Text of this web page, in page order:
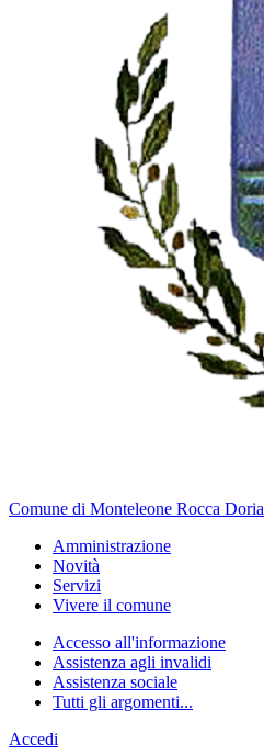
Comune di Monteleone Rocca Doria
Amministrazione
Novità
Servizi
Vivere il comune
Accesso all'informazione
Assistenza agli invalidi
Assistenza sociale
Tutti gli argomenti...
Accedi